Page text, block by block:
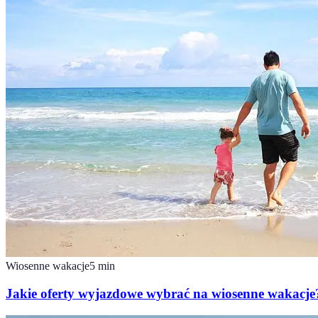
Wiosenne wakacje5 min
Jakie oferty wyjazdowe wybrać na wiosenne